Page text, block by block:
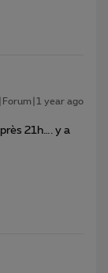
year ago
21h…. y a